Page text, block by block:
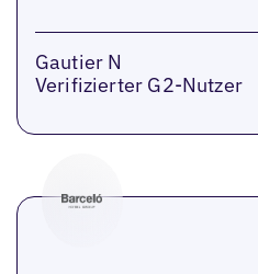
Gautier N
Verifizierter G2-Nutzer